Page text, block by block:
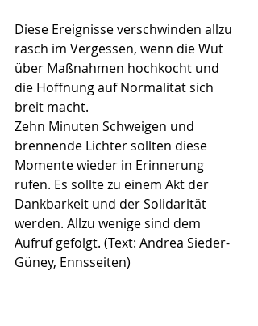
Diese Ereignisse verschwinden allzu
rasch im Vergessen, wenn die Wut
über Maßnahmen hochkocht und
die Hoffnung auf Normalität sich
breit macht.
Zehn Minuten Schweigen und
brennende Lichter sollten diese
Momente wieder in Erinnerung
rufen. Es sollte zu einem Akt der
Dankbarkeit und der Solidarität
werden. Allzu wenige sind dem
Aufruf gefolgt. (Text: Andrea Sieder-
Güney, Ennsseiten)